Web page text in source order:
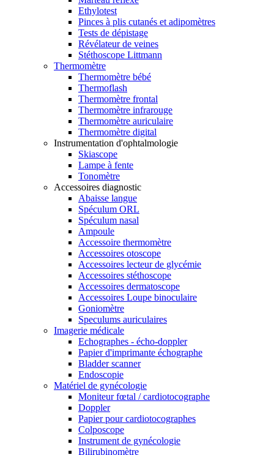
Ethylotest
Pinces à plis cutanés et adipomètres
Tests de dépistage
Révélateur de veines
Stéthoscope Littmann
Thermomètre
Thermomètre bébé
Thermoflash
Thermomètre frontal
Thermomètre infrarouge
Thermomètre auriculaire
Thermomètre digital
Instrumentation d'ophtalmologie
Skiascope
Lampe à fente
Tonomètre
Accessoires diagnostic
Abaisse langue
Spéculum ORL
Spéculum nasal
Ampoule
Accessoire thermomètre
Accessoires otoscope
Accessoires lecteur de glycémie
Accessoires stéthoscope
Accessoires dermatoscope
Accessoires Loupe binoculaire
Goniomètre
Speculums auriculaires
Imagerie médicale
Echographes - écho-doppler
Papier d'imprimante échographe
Bladder scanner
Endoscopie
Matériel de gynécologie
Moniteur fœtal / cardiotocographe
Doppler
Papier pour cardiotocographes
Colposcope
Instrument de gynécologie
Bilirubinomètre